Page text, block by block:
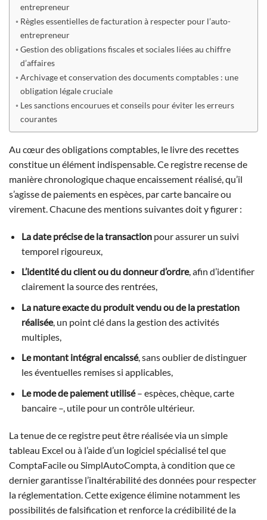
entrepreneur
Règles essentielles de facturation à respecter pour l’auto-
entrepreneur
Gestion des obligations fiscales et sociales liées au chiffre
d’affaires
Archivage et conservation des documents comptables : une
obligation légale cruciale
Les sanctions encourues et conseils pour éviter les erreurs
courantes
Au cœur des obligations comptables, le livre des recettes
constitue un élément indispensable. Ce registre recense de
manière chronologique chaque encaissement réalisé, qu’il
s’agisse de paiements en espèces, par carte bancaire ou
virement. Chacune des mentions suivantes doit y figurer :
La date précise de la transactionpour assurer un suivi
temporel rigoureux,
L’identité du client ou du donneur d’ordre, afin d’identifier
clairement la source des rentrées,
La nature exacte du produit vendu ou de la prestation
réalisée, un point clé dans la gestion des activités
multiples,
Le montant intégral encaissé, sans oublier de distinguer
les éventuelles remises si applicables,
Le mode de paiement utilisé– espèces, chèque, carte
bancaire –, utile pour un contrôle ultérieur.
La tenue de ce registre peut être réalisée via un simple
tableau Excel ou à l’aide d’un logiciel spécialisé tel que
ComptaFacile ou SimplAutoCompta, à condition que ce
dernier garantisse l’inaltérabilité des données pour respecter
la réglementation. Cette exigence élimine notamment les
possibilités de falsification et renforce la crédibilité de la